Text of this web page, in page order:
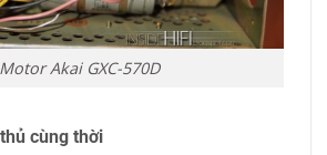
Motor Akai GXC-570D
cùng thời